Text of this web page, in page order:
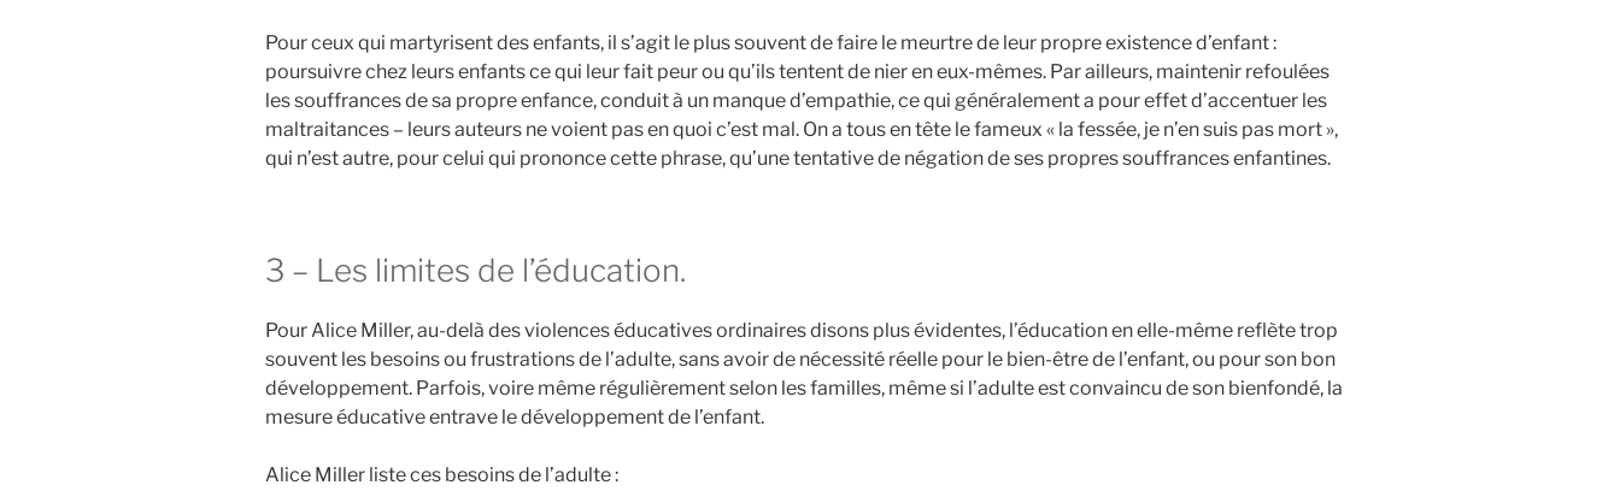
Pour ceux qui martyrisent des enfants, il s’agit le plus souvent de faire le meurtre de leur propre existence d’enfant :
poursuivre chez leurs enfants ce qui leur fait peur ou qu’ils tentent de nier en eux-mêmes. Par ailleurs, maintenir refoulées
les souffrances de sa propre enfance, conduit à un manque d’empathie, ce qui généralement a pour effet d’accentuer les
maltraitances – leurs auteurs ne voient pas en quoi c’est mal. On a tous en tête le fameux « la fessée, je n’en suis pas mort »,
qui n’est autre, pour celui qui prononce cette phrase, qu’une tentative de négation de ses propres souffrances enfantines.
3 – Les limites de l’éducation.
Pour Alice Miller, au-delà des violences éducatives ordinaires disons plus évidentes, l’éducation en elle-même reflète trop
souvent les besoins ou frustrations de l’adulte, sans avoir de nécessité réelle pour le bien-être de l’enfant, ou pour son bon
développement. Parfois, voire même régulièrement selon les familles, même si l’adulte est convaincu de son bienfondé, la
mesure éducative entrave le développement de l’enfant.
Alice Miller liste ces besoins de l’adulte :